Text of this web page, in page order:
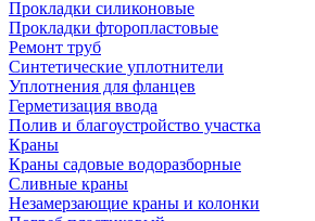
Прокладки силиконовые
Прокладки фторопластовые
Ремонт труб
Синтетические уплотнители
Уплотнения для фланцев
Герметизация ввода
Полив и благоустройство участка
Краны
Краны садовые водоразборные
Сливные краны
Незамерзающие краны и колонки